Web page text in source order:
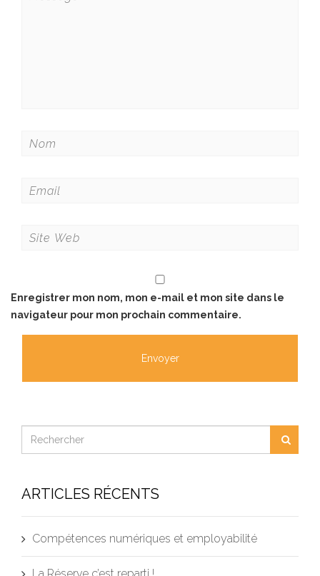
Enregistrer mon nom, mon e-mail et mon site dans le
navigateur pour mon prochain commentaire.
ARTICLES RÉCENTS
Compétences numériques et employabilité